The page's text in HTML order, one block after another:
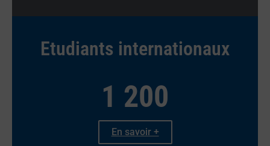
Etudiants internationaux
1 200
En savoir +